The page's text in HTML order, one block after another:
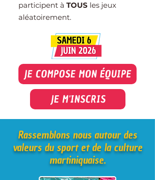
participent à TOUS les jeux
aléatoirement.
JE COMPOSE MON ÉQUIPE
JE M'INSCRIS
Rassemblons nous autour des
valeurs du sport et de la culture
martiniquaise.